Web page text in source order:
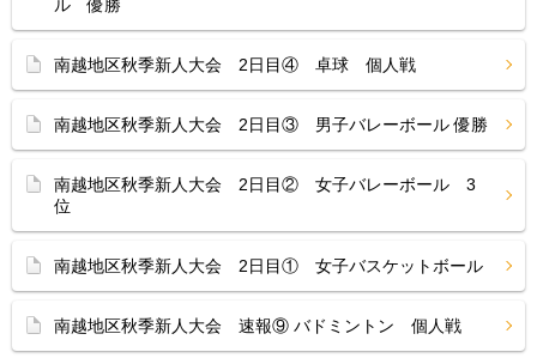
ル 優勝
南越地区秋季新人大会 2日目④ 卓球 個人戦
南越地区秋季新人大会 2日目③ 男子バレーボール 優勝
南越地区秋季新人大会 2日目② 女子バレーボール 3
位
南越地区秋季新人大会 2日目① 女子バスケットボール
南越地区秋季新人大会 速報⑨ バドミントン 個人戦